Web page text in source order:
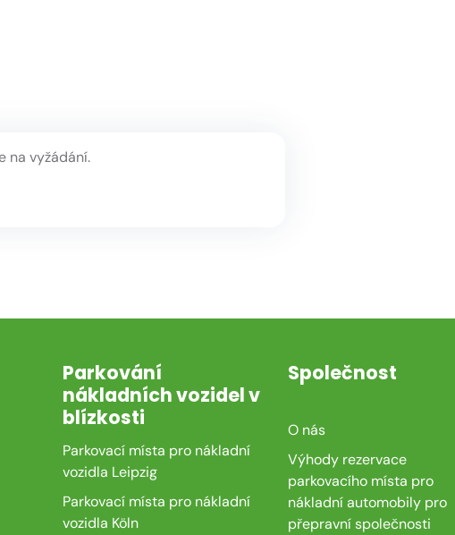
na vyžádání.
Parkování
nákladních vozidel v
blízkosti
Parkovací místa pro nákladní
vozidla Leipzig
Parkovací místa pro nákladní
vozidla Köln
Společnost
O nás
Výhody rezervace
parkovacího místa pro
nákladní automobily pro
přepravní společnosti